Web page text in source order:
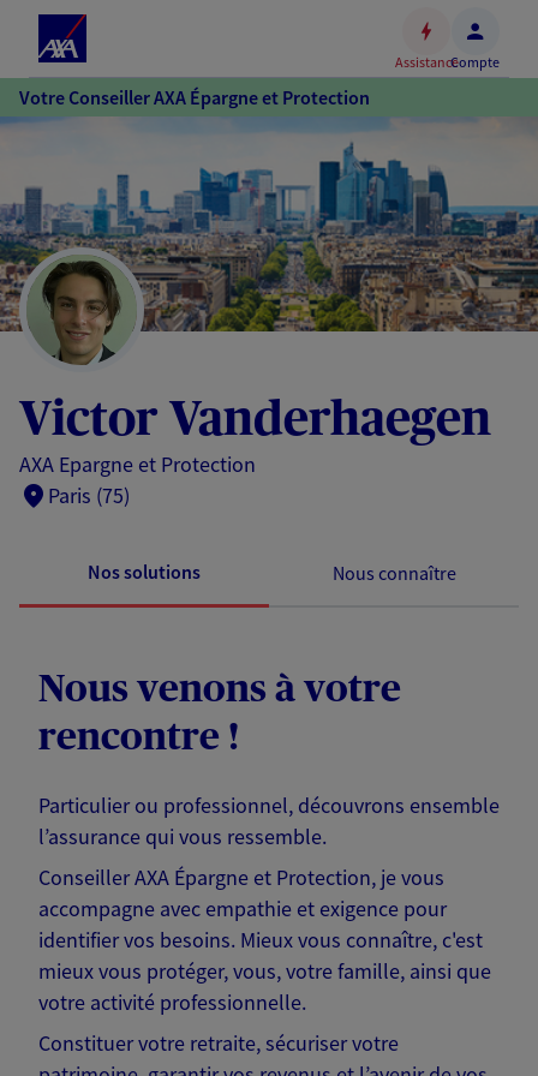
Accéder
au
contenu
principal
Accéder
au
pied
de
page
AssistanceCompte
Votre Conseiller AXA Épargne et Protection
Victor Vanderhaegen
AXA Epargne et Protection
Paris (75)
Nos solutions Nous connaître
Nous venons à votre
rencontre !
Particulier ou professionnel, découvrons ensemble
l’assurance qui vous ressemble.
Conseiller AXA Épargne et Protection, je vous
accompagne avec empathie et exigence pour
identifier vos besoins. Mieux vous connaître, c'est
mieux vous protéger, vous, votre famille, ainsi que
votre activité professionnelle.
Constituer votre retraite, sécuriser votre